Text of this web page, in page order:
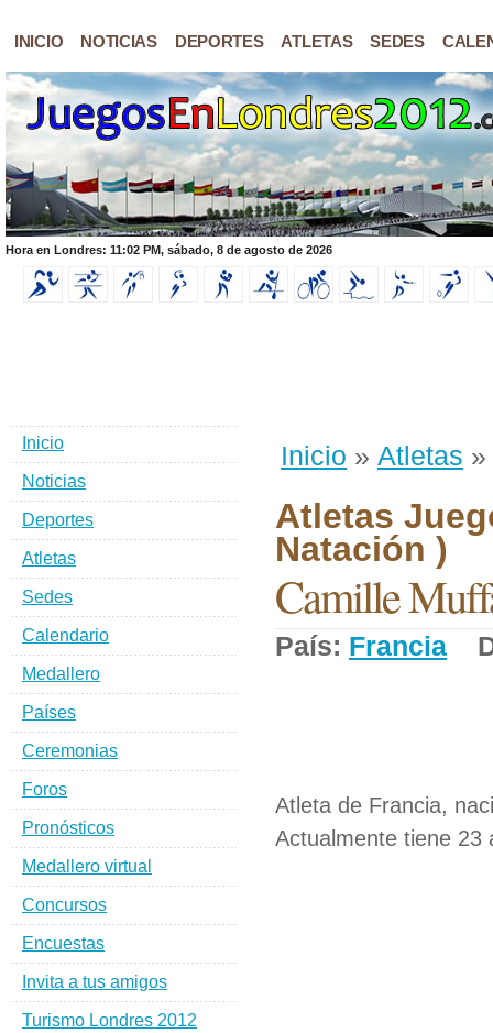
INICIO NOTICIAS DEPORTES ATLETAS SEDES
Hora en Londres: 11:02 PM, sábado, 8 de agosto de 2026
Inicio » Atletas »
Atletas
Natación )
Camille
País: Francia
Atleta de Francia,
Actualmente tiene 23
Inicio
Noticias
Deportes
Atletas
Sedes
Calendario
Medallero
Países
Ceremonias
Foros
Pronósticos
Medallero virtual
Concursos
Encuestas
Invita a tus amigos
Turismo Londres 2012